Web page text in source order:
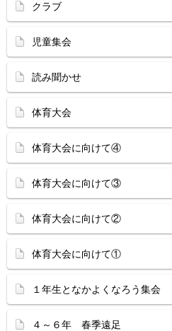
クラブ
児童集会
読み聞かせ
体育大会
体育大会に向けて④
体育大会に向けて③
体育大会に向けて②
体育大会に向けて①
１年生となかよくなろう集会
４～６年 春季遠足